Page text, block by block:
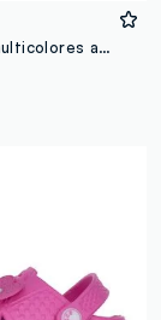
Sandales multicolores avec fermeture à scratch pour enfants